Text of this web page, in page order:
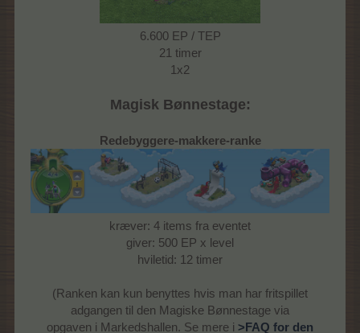
6.600 EP / TEP
21 timer
1x2
Magisk Bønnestage:
Redebyggere-makkere-ranke
kræver: 4 items fra eventet
giver: 500 EP x level
hviletid: 12 timer
(Ranken kan kun benyttes hvis man har fritspillet
adgangen til den Magiske Bønnestage via
opgaven i Markedshallen. Se mere i >FAQ for den